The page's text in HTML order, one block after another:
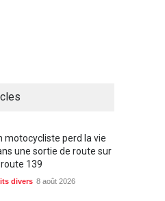
motocycliste perd la vie
une sortie de route sur
route 139
divers 8 août 2026